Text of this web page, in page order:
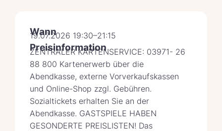
Wann
19.07.2026 19:30–21:15
Preisinformation
ZENTRALER KARTENSERVICE: 03971- 26
88 800 Kartenerwerb über die
Abendkasse, externe Vorverkaufskassen
und Online-Shop zzgl. Gebühren.
Sozialtickets erhalten Sie an der
Abendkasse. GASTSPIELE HABEN
GESONDERTE PREISLISTEN! Das